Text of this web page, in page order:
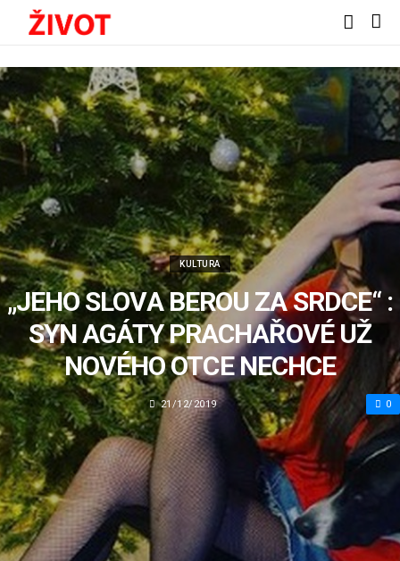
KULTURA
„JEHO SLOVA BEROU ZA SRDCE“ :
SYN AGÁTY PRACHAŘOVÉ UŽ
NOVÉHO OTCE NECHCE
21/12/2019 0